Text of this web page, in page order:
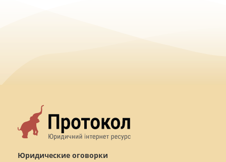
Юридические оговорки